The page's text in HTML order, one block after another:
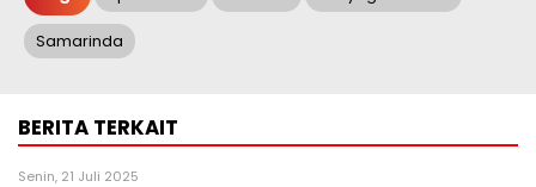
Samarinda
BERITA TERKAIT
Senin, 21 Juli 2025